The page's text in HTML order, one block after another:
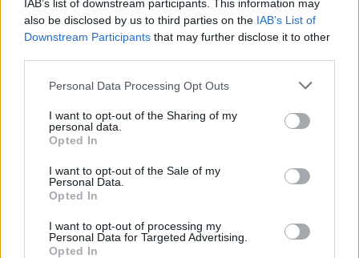
IAB’s list of downstream participants. This information may
also be disclosed by us to third parties on the IAB’s List of
Downstream Participants that may further disclose it to other
Personal Data Processing Opt Outs
I want to opt-out of the Sharing of my
personal data.
Opted In
I want to opt-out of the Sale of my
Personal Data.
Opted In
I want to opt-out of processing my
Personal Data for Targeted Advertising.
Opted In
VAI ALLA VERSIONE CLASSICA